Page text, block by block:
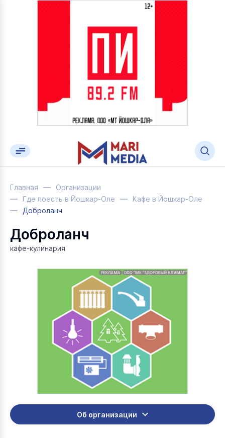
Главная
Организации
Где поесть в Йошкар-Оле
Кафе в Йошкар-Оле
Доброланч
Доброланч
кафе-кулинария
Об организации